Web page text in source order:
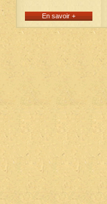
En savoir +